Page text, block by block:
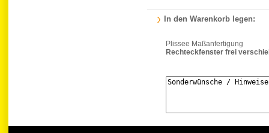
In den Warenkorb legen:
Plissee Maßanfertigung
Rechteckfenster frei